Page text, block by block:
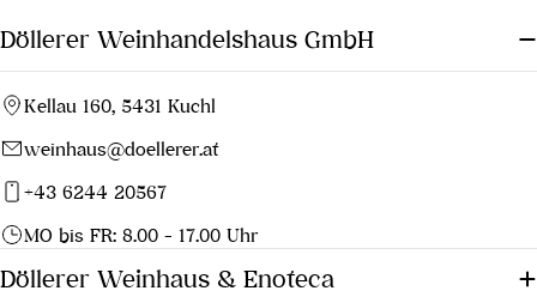
Döllerer Weinhandelshaus GmbH
Kellau 160, 5431 Kuchl
weinhaus@doellerer.at
+43 6244 20567
MO bis FR: 8.00 - 17.00 Uhr
Döllerer Weinhaus & Enoteca